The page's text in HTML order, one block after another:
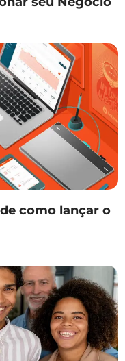
como lançar o